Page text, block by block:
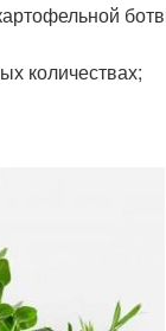
количествах;